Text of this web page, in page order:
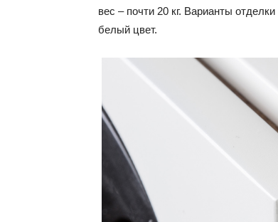
вес – почти 20 кг. Варианты
белый цвет.